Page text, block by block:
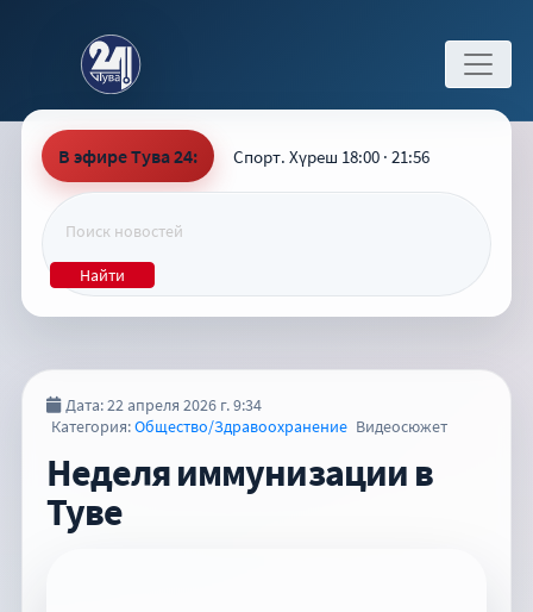
В эфире Тува 24: Спорт. Хүреш 18:00 · 21:56
Найти
Дата: 22 апреля 2026 г. 9:34
Категория:Общество/Здравоохранение Видеосюжет
Неделя иммунизации в
Туве